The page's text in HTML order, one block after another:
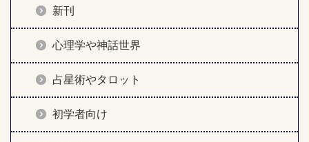
新刊
心理学や神話世界
占星術やタロット
初学者向け